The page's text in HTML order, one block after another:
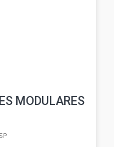
MODULARES